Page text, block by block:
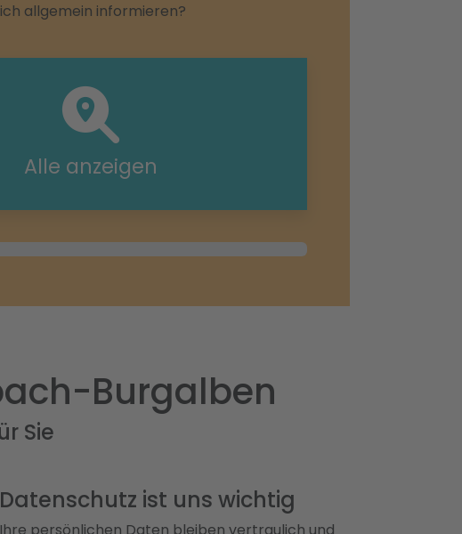
allgemein informieren?
Alle anzeigen
Burgalben
Sie
Datenschutz ist uns wichtig